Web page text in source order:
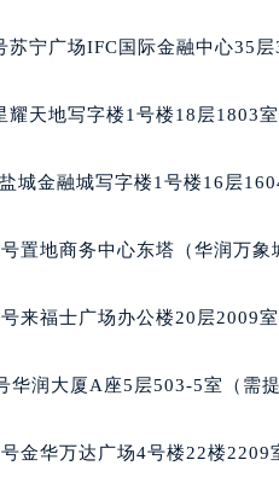
区人民路15号国际金融大厦7
街道鸿福东路1号民盈国贸中心
区工农路57号圆融广场写字楼
区解放大道686号世界贸易大
区潜山路111号万象城华润大厦
山东路6号华润大厦B座22层04
区西安大路727号中银大厦A座
宁广场IFC国际金融中心35层
天地写字楼1号楼18层1803室
城金融城写字楼1号楼16层
置地商务中心东塔（华润万象
来福士广场办公楼20层2009室
华润大厦A座5层503-5室（需提
金华万达广场4号楼22楼2209